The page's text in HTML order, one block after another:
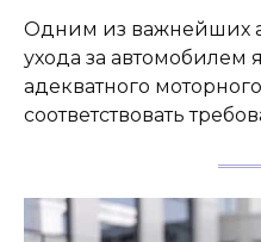
Одним из важнейших
ухода за автомобилем
адекватного
соответствовать